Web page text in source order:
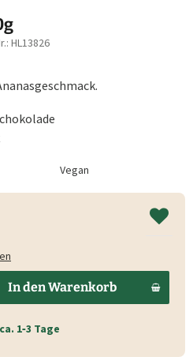
HL13826
Vegan
In denWarenkorb
1‑3 Tage